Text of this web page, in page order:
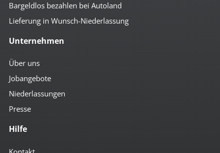
Bargeldlos bezahlen bei Autoland
Lieferung in Wunsch-Niederlassung
Unternehmen
Über uns
Jobangebote
Niederlassungen
Presse
Hilfe